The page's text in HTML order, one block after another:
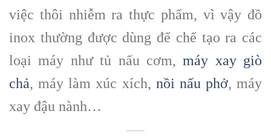
việc thôi nhiễm ra thực phẩm, vì vậy đồ
inox thường được dùng để chế tạo ra các
loại máy như tủ nấu cơm,máy xay giò
chả, máy làm xúc xích, nồi nấu phở, máy
xay đậu nành…